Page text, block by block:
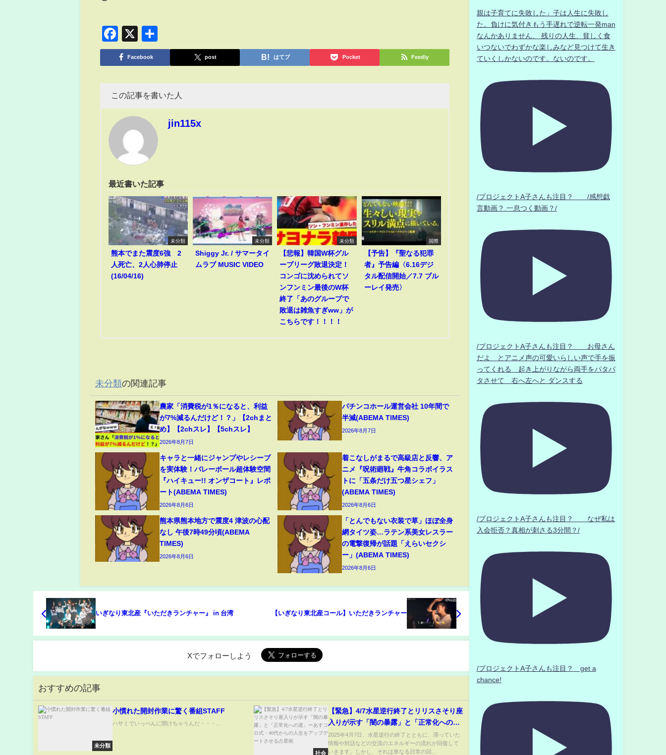
Facebook
X
有
Facebook post はてブ Pocket Feedly
この記事を書いた人
jin115x
最近書いた記事
未分類
熊本でまた震度6強 2
人死亡、2人心肺停止
(16/04/16)
未分類
Shiggy Jr. / サマータイ
ムラブ MUSIC VIDEO
未分類
【悲報】韓国W杯グル
ープリーグ敗退決定！
コンゴに沈められてソ
ンフンミン最後のW杯
終了「あのグループで
敗退は雑魚すぎww」が
こちらです！！！！
国際
【予告】『聖なる犯罪
者』予告編〈6.16デジ
タル配信開始／7.7 ブル
ーレイ発売〉
未分類の関連記事
農家「消費税が1％になると、利益
が7%減るんだけど！？」【2chまと
め】【2chスレ】【5chスレ】
2026年8月7日
パチンコホール運営会社 10年間で
半減(ABEMA TIMES)
2026年8月7日
キャラと一緒にジャンプやレシーブ
を実体験！バレーボール超体験空間
『ハイキュー!! オンザコート』レポ
ート(ABEMA TIMES)
2026年8月6日
着こなしがまるで高級店と反響、ア
ニメ『呪術廻戦』牛角コラボイラス
トに「五条だけ五つ星シェフ」
(ABEMA TIMES)
2026年8月6日
熊本県熊本地方で震度4 津波の心配
なし 午後7時49分頃(ABEMA
TIMES)
2026年8月6日
「とんでもない衣装で草」ほぼ全身
網タイツ姿…ラテン系美女レスラー
の電撃復帰が話題「えらいセクシ
ー」(ABEMA TIMES)
2026年8月6日
いぎなり東北産『いただきランチャー』 in 台湾 【いぎなり東北産コール】いただきランチャー
Xでフォローしよう
おすすめの記事
未分類
小慣れた開封作業に驚く番組STAFF
ハサミでいっぺんに開けちゃうんだ・・・...
社会
【緊急】4/7水星逆行終了とリリスさそり座
入りが示す「闇の暴露」と「正常化への
道」ーあすコロ式・40代からの人生をアッ
プデートさせる占星術
2025年4月7日、水星逆行の終了とともに、滞っていた
情報や対話などの交流のエネルギーの流れが回復して
いきます。しかし、それは単なる日常の回...
親は子育てに失敗した」子は人生に失敗し
た。負けに気付きもう手遅れで逆転一発man
なんかありません、 残りの人生、貧しく食
いつないでわずかな楽しみなど見つけて生き
ていくしかないのです。ないのです。
/プロジェクトA子さんも注目？ /感想戯
言動画？.一息つく動画？/
/プロジェクトA子さんも注目？ お母さん
だよ とアニメ声の可愛いらしい声で手を振
ってくれる 起き上がりながら両手をパタパ
タさせて 右へ左へと ダンスする
/プロジェクトA子さんも注目？ なぜ私は
入会拒否？真相が刺さる3分間？/
/プロジェクトA子さんも注目？ get a
chance!